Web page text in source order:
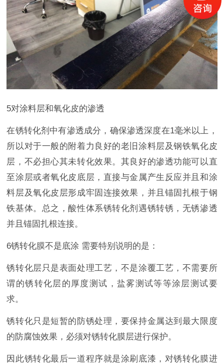
5对涂料层和氧化皮的渗透
在锈转化剂中有渗透成分，确保渗透深度在1毫米以上，
所以对于一般的附着力良好的老旧涂料层及钢铁氧化皮
层，不必担心其未转化效果。其良好的渗透功能可以直
至涂层或者氧化皮底层，直接与金属产生反应并且和涂
料层及氧化皮层形成牢固连接效果，并且锚固扎根于钢
铁基体。总之，酸性体系锈转化剂遇锈转锈，无锈渗透
并且锚固扎根连接。
6锈转化膜不是底涂 需要特别说明的是：
锈转化层只是表面处理工艺，不是涂覆工艺，不需要所
谓的锈转化层的厚度测试，盐雾测试等等涂层测试要
求。
锈转化只是短暂的防锈处理，要保持金属达到最大限度
的防腐蚀效果，必须对锈转化膜层进行保护。
因此锈转化最后一道程序就是涂刷底漆，对锈转化膜进